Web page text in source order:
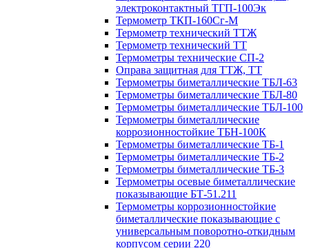
электроконтактный ТГП-100Эк
Термометр ТКП-160Сг-М
Термометр технический ТТЖ
Термометр технический ТТ
Термометры технические СП-2
Оправа защитная для ТТЖ, ТТ
Термометры биметаллические ТБЛ-63
Термометры биметаллические ТБЛ-80
Термометры биметаллические ТБЛ-100
Термометры биметаллические
коррозионностойкие ТБН-100К
Термометры биметаллические ТБ-1
Термометры биметаллические ТБ-2
Термометры биметаллические ТБ-3
Термометры осевые биметаллические
показывающие БТ-51.211
Термометры коррозионностойкие
биметаллические показывающие с
универсальным поворотно-откидным
корпусом серии 220